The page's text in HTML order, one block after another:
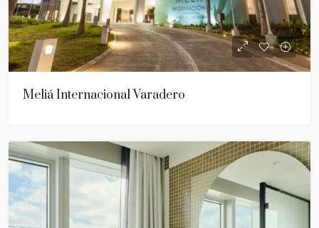
Meliá Internacional Varadero